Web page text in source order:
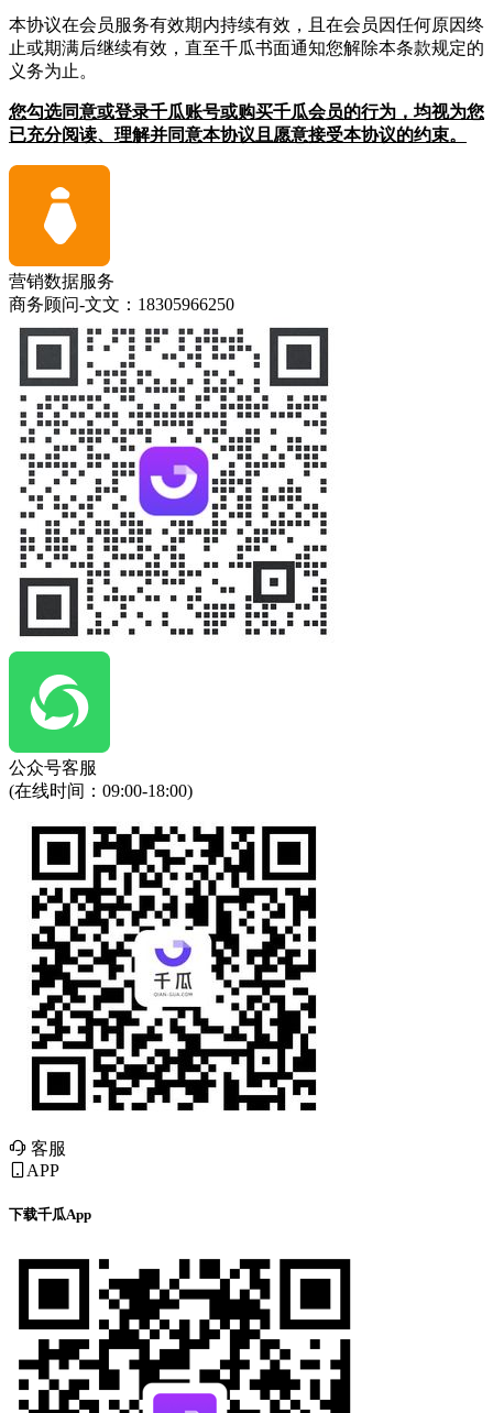
本协议在会员服务有效期内持续有效，且在会员因任何原因终
止或期满后继续有效，直至千瓜书面通知您解除本条款规定的
义务为止。
您勾选同意或登录千瓜账号或购买千瓜会员的行为，均视为您
已充分阅读、理解并同意本协议且愿意接受本协议的约束。
营销数据服务
商务顾问-文文：18305966250
公众号客服
(在线时间： 09:00-18:00)
客服
APP
下载千瓜App